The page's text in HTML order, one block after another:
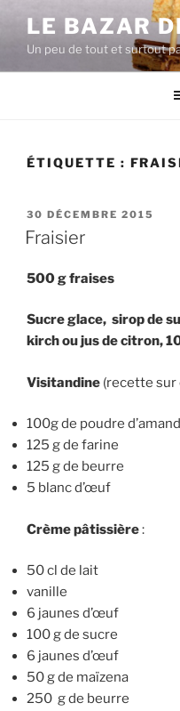
contenu
principal
LE BAZAR
Un peu de tout et surtout
ÉTIQUETTE :
PUBLIÉ
LE
30 DÉCEMBRE 2015
Fraisier
500 g fraises
Sucre glace, sirop de
kirch ou jus de citron,
Visitandine (recette sur
100g de poudre
125 g de farine
125 g de beurre
5 blanc d’œuf
Crème pâtissière:
50 cl de lait
vanille
6 jaunes d’œuf
100 g de sucre
6 jaunes d’œuf
50 g de maïzena
250 g de beurre